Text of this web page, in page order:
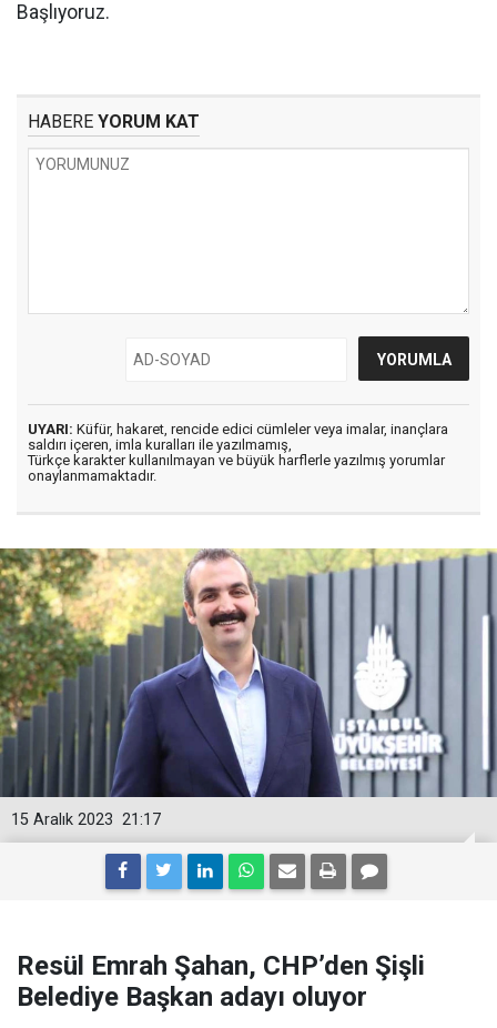
Başlıyoruz.
HABERE YORUM KAT
UYARI: Küfür, hakaret, rencide edici cümleler veya imalar, inançlara
saldırı içeren, imla kuralları ile yazılmamış,
Türkçe karakter kullanılmayan ve büyük harflerle yazılmış yorumlar
onaylanmamaktadır.
21:17
15 Aralık 2023
Resül Emrah Şahan, CHP’den Şişli
Belediye Başkan adayı oluyor